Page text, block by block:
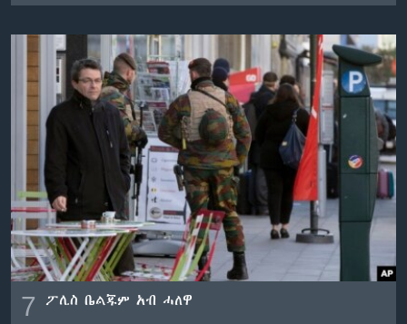
7 ፖሊስ ቤልጁም አብ ሓለዋ